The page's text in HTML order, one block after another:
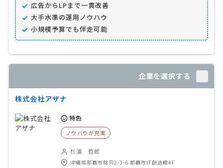
広告からLPまで一貫改善
大手水準の運用ノウハウ
小規模予算でも伴走可能
企業を選択する
株式会社アザナ
特色
ノウハウが充実
杉浦 哲郎
沖縄県那覇市銘苅2-3-6 那覇市IT創造館4F